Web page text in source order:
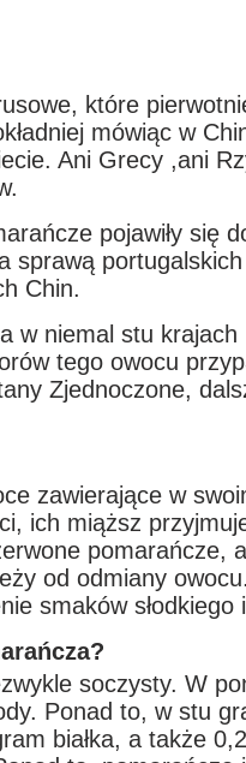
które
mówiąc w
Ani Grecy ,ani
pojawiły się
sprawą
Chin.
w niemal stu
tego owocu
Zjednoczone,
zawierające w
ich miąższ
pomarańcze,
od odmiany
smaków słodkiego
soczysty. W
Ponad to, w stu
białka, a także